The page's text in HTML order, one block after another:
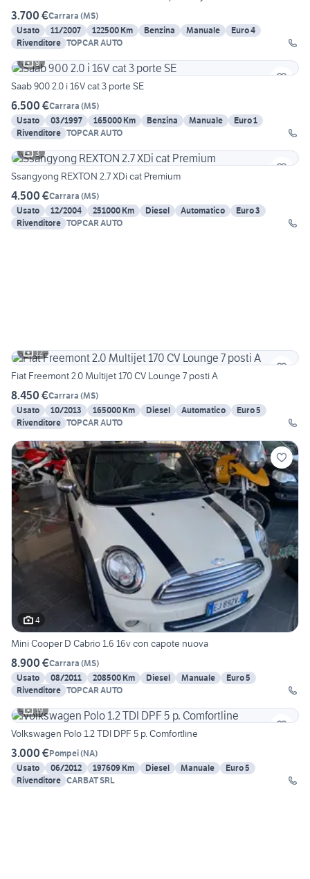
3.700 €Carrara (MS)
Usato
11/2007 122500 Km Benzina Manuale
Euro 4
Rivenditore TOPCAR AUTO
9
Saab 900 2.0 i 16V cat 3 porte SE
6.500 €Carrara (MS)
Usato
03/1997 165000 Km Benzina Manuale
Euro 1
Rivenditore TOPCAR AUTO
3
Ssangyong REXTON 2.7 XDi cat Premium
4.500 €Carrara (MS)
Usato
12/2004 251000 Km Diesel Automatico
Euro 3
Rivenditore TOPCAR AUTO
12
Fiat Freemont 2.0 Multijet 170 CV Lounge 7 posti A
8.450 €Carrara (MS)
Usato
10/2013 165000 Km Diesel Automatico
Euro 5
Rivenditore TOPCAR AUTO
4
Mini Cooper D Cabrio 1.6 16v con capote nuova
8.900 €Carrara (MS)
Usato
08/2011 208500 Km Diesel Manuale
Euro 5
Rivenditore TOPCAR AUTO
19
Volkswagen Polo 1.2 TDI DPF 5 p. Comfortline
3.000 €Pompei(NA)
Usato
06/2012 197609 Km Diesel Manuale
Euro 5
Rivenditore CARBAT SRL